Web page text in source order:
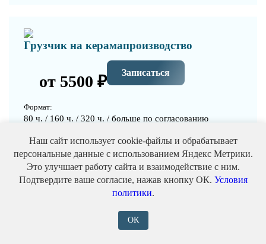
Грузчик на керамапроизводство
от 5500 ₽ Записаться
Формат:
80 ч. / 160 ч. / 320 ч. / больше по согласованию
Выдаваемый документ:
Свидетельство, удостоверение (корочки), протокол
аттестации
Уровень:
после 9-ого или 11-ого класса
Наш сайт использует cookie-файлы и обрабатывает
персональные данные с использованием Яндекс Метрики.
Это улучшает работу сайта и взаимодействие с ним.
Подтвердите ваше согласие, нажав кнопку ОК. Условия
политики.
ОК